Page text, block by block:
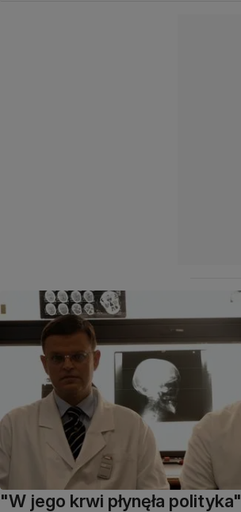
"W jego krwi płynęła polityka"